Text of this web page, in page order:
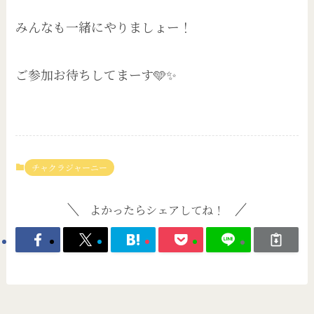
みんなも一緒にやりましょー！
ご参加お待ちしてまーす🩵✨
チャクラジャーニー
よかったらシェアしてね！